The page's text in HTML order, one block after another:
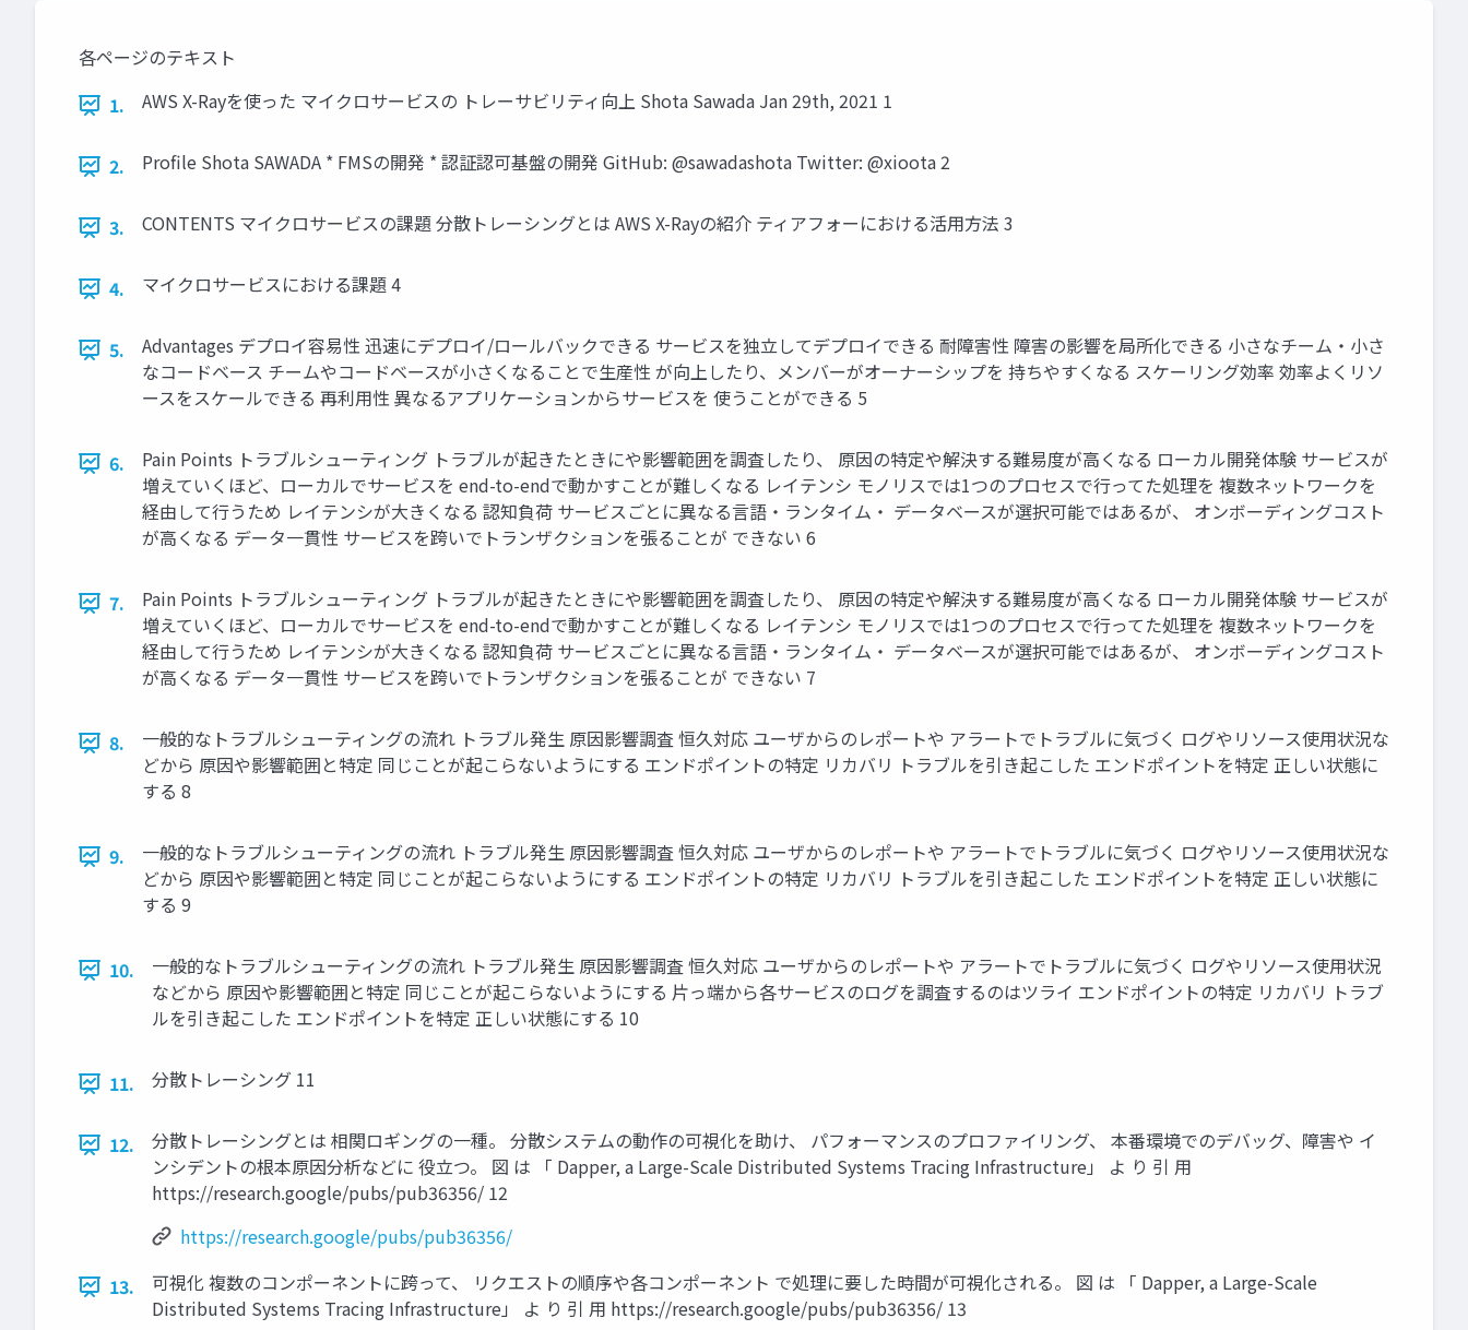
各ページのテキスト
1.
AWS X-Rayを使った マイクロサービスの トレーサビリティ向上 Shota Sawada Jan 29th, 2021 1
2. Profile Shota SAWADA * FMSの開発 * 認証認可基盤の開発 GitHub: @sawadashota Twitter: @xioota 2
3. CONTENTS マイクロサービスの課題 分散トレーシングとは AWS X-Rayの紹介 ティアフォーにおける活用方法 3
4. マイクロサービスにおける課題 4
5.
Advantages デプロイ容易性 迅速にデプロイ/ロールバックできる サービスを独立してデプロイできる 耐障害性 障害の影響を局所化できる 小さなチーム・小さ
なコードベース チームやコードベースが小さくなることで生産性 が向上したり、メンバーがオーナーシップを 持ちやすくなる スケーリング効率 効率よくリソ
ースをスケールできる 再利用性 異なるアプリケーションからサービスを 使うことができる 5
6.
Pain Points トラブルシューティング トラブルが起きたときにや影響範囲を調査したり、 原因の特定や解決する難易度が高くなる ローカル開発体験 サービスが
増えていくほど、ローカルでサービスを end-to-endで動かすことが難しくなる レイテンシ モノリスでは1つのプロセスで行ってた処理を 複数ネットワークを
経由して行うため レイテンシが大きくなる 認知負荷 サービスごとに異なる言語・ランタイム・ データベースが選択可能ではあるが、 オンボーディングコスト
が高くなる データ一貫性 サービスを跨いでトランザクションを張ることが できない 6
7.
Pain Points トラブルシューティング トラブルが起きたときにや影響範囲を調査したり、 原因の特定や解決する難易度が高くなる ローカル開発体験 サービスが
増えていくほど、ローカルでサービスを end-to-endで動かすことが難しくなる レイテンシ モノリスでは1つのプロセスで行ってた処理を 複数ネットワークを
経由して行うため レイテンシが大きくなる 認知負荷 サービスごとに異なる言語・ランタイム・ データベースが選択可能ではあるが、 オンボーディングコスト
が高くなる データ一貫性 サービスを跨いでトランザクションを張ることが できない 7
8.
一般的なトラブルシューティングの流れ トラブル発生 原因影響調査 恒久対応 ユーザからのレポートや アラートでトラブルに気づく ログやリソース使用状況な
どから 原因や影響範囲と特定 同じことが起こらないようにする エンドポイントの特定 リカバリ トラブルを引き起こした エンドポイントを特定 正しい状態に
する 8
9.
一般的なトラブルシューティングの流れ トラブル発生 原因影響調査 恒久対応 ユーザからのレポートや アラートでトラブルに気づく ログやリソース使用状況な
どから 原因や影響範囲と特定 同じことが起こらないようにする エンドポイントの特定 リカバリ トラブルを引き起こした エンドポイントを特定 正しい状態に
する 9
10.
一般的なトラブルシューティングの流れ トラブル発生 原因影響調査 恒久対応 ユーザからのレポートや アラートでトラブルに気づく ログやリソース使用状況
などから 原因や影響範囲と特定 同じことが起こらないようにする 片っ端から各サービスのログを調査するのはツライ エンドポイントの特定 リカバリ トラブ
ルを引き起こした エンドポイントを特定 正しい状態にする 10
11. 分散トレーシング 11
12.
分散トレーシングとは 相関ロギングの一種。 分散システムの動作の可視化を助け、 パフォーマンスのプロファイリング、 本番環境でのデバッグ、障害や イ
ンシデントの根本原因分析などに 役立つ。 図 は 「 Dapper, a Large-Scale Distributed Systems Tracing Infrastructure」 よ り 引 用
https://research.google/pubs/pub36356/ 12
https://research.google/pubs/pub36356/
13.
可視化 複数のコンポーネントに跨って、 リクエストの順序や各コンポーネント で処理に要した時間が可視化される。 図 は 「 Dapper, a Large-Scale
Distributed Systems Tracing Infrastructure」 よ り 引 用 https://research.google/pubs/pub36356/ 13